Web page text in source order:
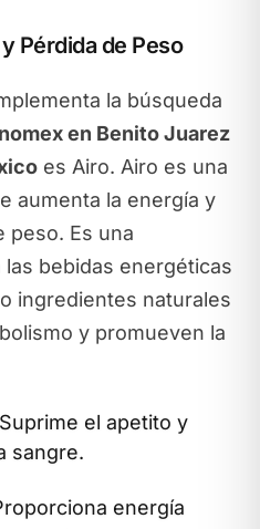
Pérdida de Peso
la búsqueda
en Benito Juarez
es Airo. Airo es una
aumenta la energía y
peso. Es una
bebidas energéticas
ingredientes naturales
y promueven la
el apetito y
sangre.
energía